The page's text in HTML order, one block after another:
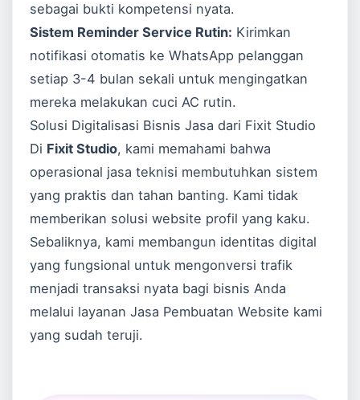
sebagai bukti kompetensi nyata.
Sistem Reminder Service Rutin: Kirimkan
notifikasi otomatis ke WhatsApp pelanggan
setiap 3-4 bulan sekali untuk mengingatkan
mereka melakukan cuci AC rutin.
Solusi Digitalisasi Bisnis Jasa dari Fixit Studio
Di Fixit Studio, kami memahami bahwa
operasional jasa teknisi membutuhkan sistem
yang praktis dan tahan banting. Kami tidak
memberikan solusi website profil yang kaku.
Sebaliknya, kami membangun identitas digital
yang fungsional untuk mengonversi trafik
menjadi transaksi nyata bagi bisnis Anda
melalui layananJasa Pembuatan Website kami
yang sudah teruji.